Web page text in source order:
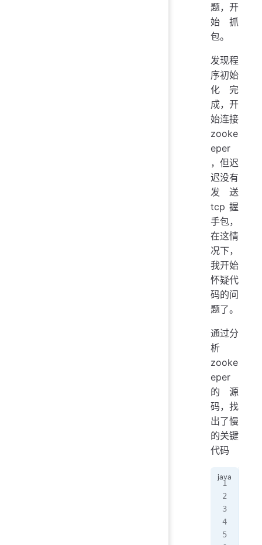
题，开
始抓
包。
发现程
序初始
化完
成，开
始连接
zooke
eper
，但迟
迟没有
发送
tcp握
手包，
在这情
况下，
我开始
怀疑代
码的问
题了。
通过分
析
zooke
eper
的源
码，找
出了慢
的关键
代码